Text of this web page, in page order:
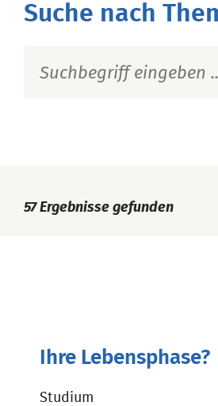
Suche nach
57Ergebnisse gefunden
Ihre Lebensphase?
Studium